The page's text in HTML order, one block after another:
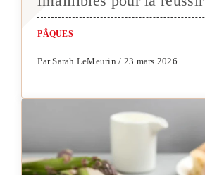
PÂQUES
Par Sarah LeMeurin / 23 mars 2026